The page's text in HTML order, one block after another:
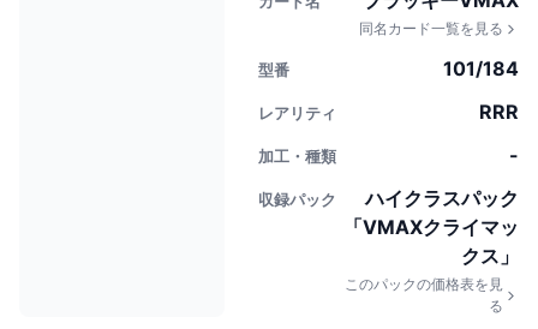
同名カード一覧を見る
型番 101/184
レアリティ RRR
加工・種類 -
収録パック
ハイクラスパック
「VMAXクライマッ
クス」
このパックの価格表を見
る